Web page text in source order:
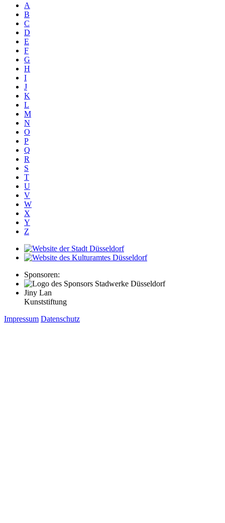
A
B
C
D
E
F
G
H
I
J
K
L
M
N
O
P
Q
R
S
T
U
V
W
X
Y
Z
Sponsoren:
Jiny Lan
Kunststiftung
Impressum Datenschutz